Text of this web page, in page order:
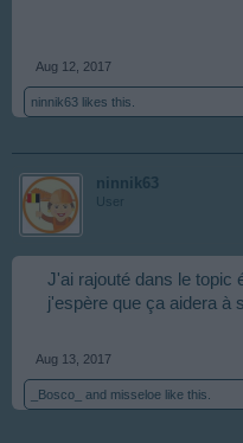
Aug 12, 2017
ninnik63 likes this.
ninnik63
User
J'ai rajouté dans le topic
j'espère que ça aidera à
Aug 13, 2017
_Bosco_ and misseloe like this.